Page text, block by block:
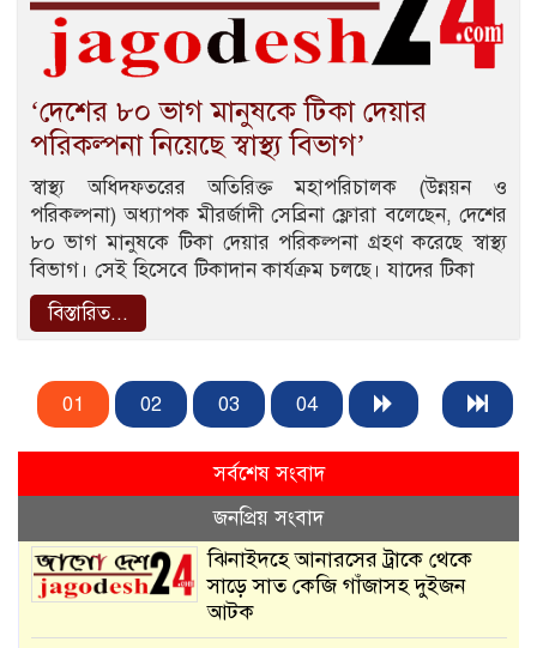
‘দেশের ৮০ ভাগ মানুষকে টিকা দেয়ার
পরিকল্পনা নিয়েছে স্বাস্থ্য বিভাগ’
স্বাস্থ্য অধিদফতরের অতিরিক্ত মহাপরিচালক (উন্নয়ন ও
পরিকল্পনা) অধ্যাপক মীরর্জাদী সেব্রিনা ফ্লোরা বলেছেন, দেশের
৮০ ভাগ মানুষকে টিকা দেয়ার পরিকল্পনা গ্রহণ করেছে স্বাস্থ্য
বিভাগ। সেই হিসেবে টিকাদান কার্যক্রম চলছে। যাদের টিকা
বিস্তারিত...
01 02 03 04
সর্বশেষ সংবাদ
জনপ্রিয় সংবাদ
ঝিনাইদহে আনারসের ট্রাকে থেকে
সাড়ে সাত কেজি গাঁজাসহ দুইজন
আটক